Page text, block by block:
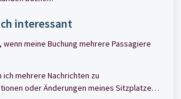
interessant
wenn meine Buchung mehrere Passagiere
ich mehrere Nachrichten zu
oder Änderungen meines Sitzplatzes